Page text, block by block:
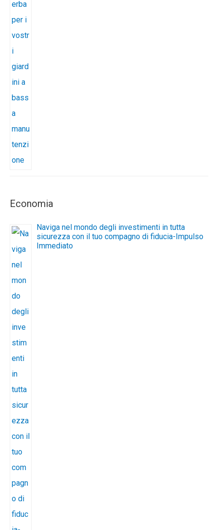
Economia
Naviga nel mondo degli investimenti in tutta
sicurezza con il tuo compagno di fiducia-Impulso
Immediato